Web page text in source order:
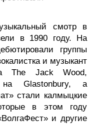
смотр в
в 1990 году. На
группы
и музыкант
The Jack Wood,
на Glastonbury, а
стали калмыцкие
в этом году
и другие